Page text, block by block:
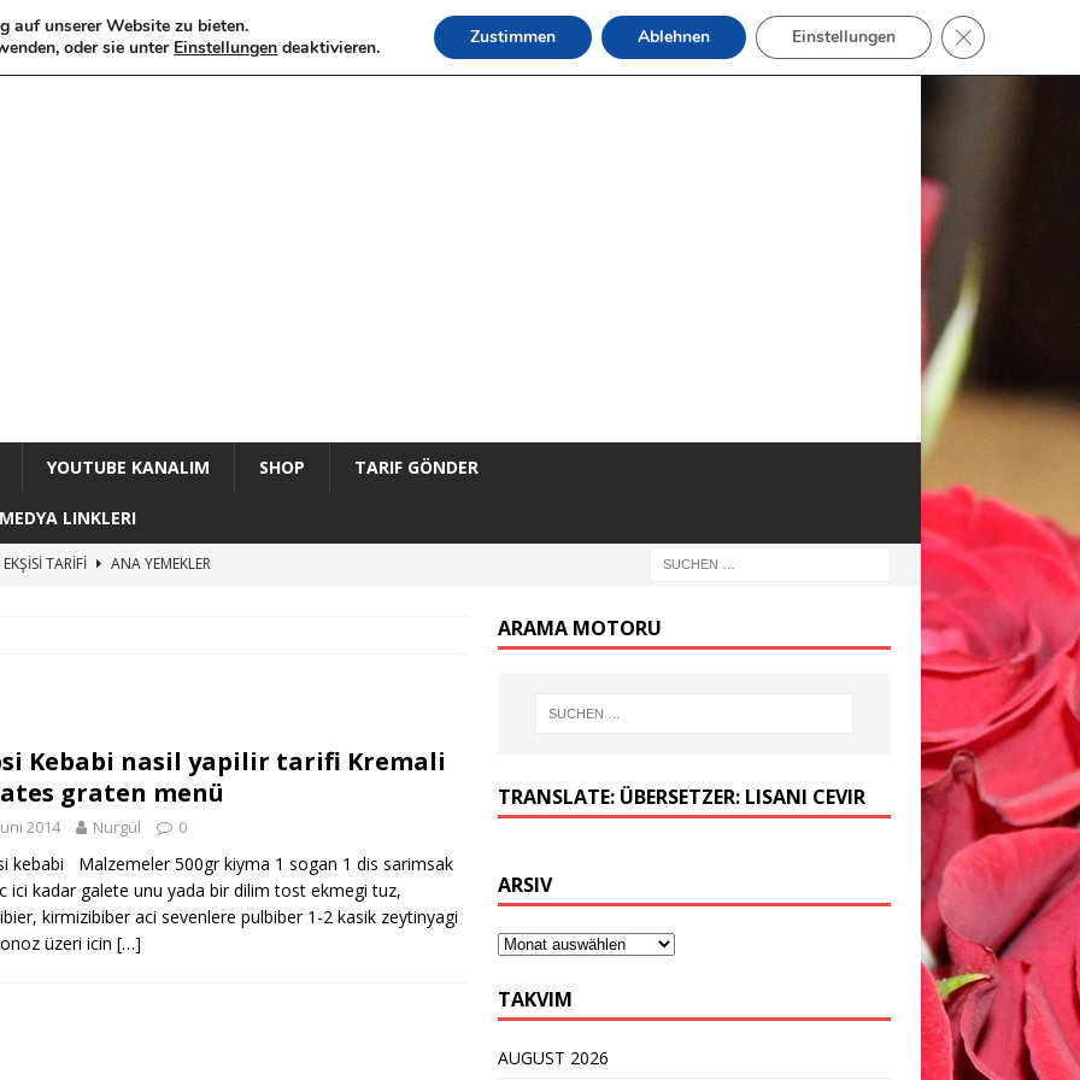
YOUTUBE KANALIM SHOP TARIF GÖNDER
LINKLERI
TARİFİ
ANA YEMEKLER
Kesme Aşı tarifi, etli mercimek aşı nasıl yapılır
ANA
Kebabi nasil yapilir tarifi Kremali
graten menü
2014 Nurgül 0
kebabi Malzemeler 500gr kiyma 1 sogan 1 dis sarimsak
ici kadar galete unu yada bir dilim tost ekmegi tuz,
kirmizibiber aci sevenlere pulbiber 1-2 kasik zeytinyagi
üzeri icin […]
ARAMA MOTORU
TRANSLATE: ÜBERSETZER: LISANI CEVIR
ARSIV
TAKVIM
AUGUST 2026
auf unserer Website zu bieten.
oder sie unter Einstellungen deaktivieren. Zustimmen Ablehnen Einstellungen GDPR Cookie-